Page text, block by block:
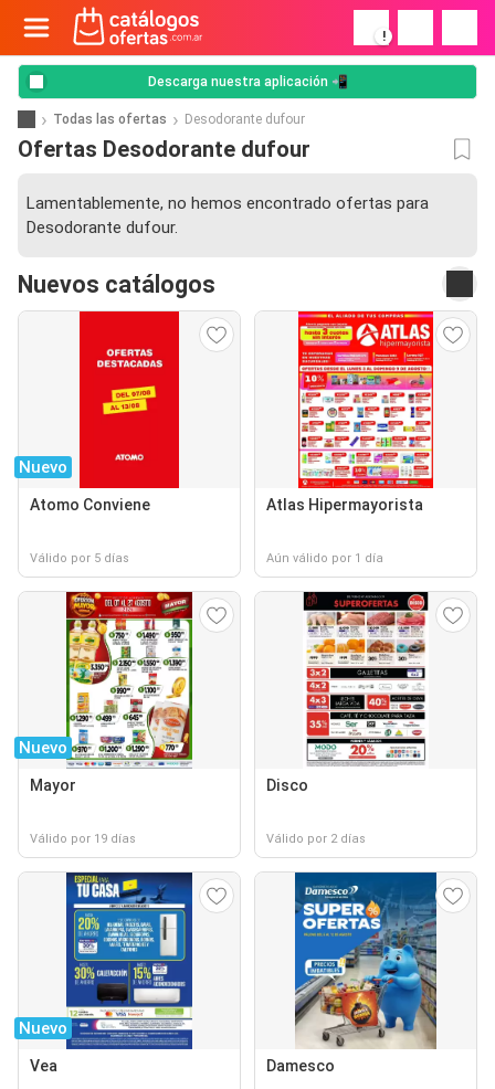
!
Descarga nuestra aplicación 📲
Todas las ofertas Desodorante dufour
Ofertas Desodorante dufour
Lamentablemente, no hemos encontrado ofertas para
Desodorante dufour.
Nuevos catálogos
Nuevo
Atomo Conviene
Válido por 5 días
Atlas Hipermayorista
Aún válido por 1 día
Nuevo
Mayor
Válido por 19 días
Disco
Válido por 2 días
Nuevo
Vea Damesco